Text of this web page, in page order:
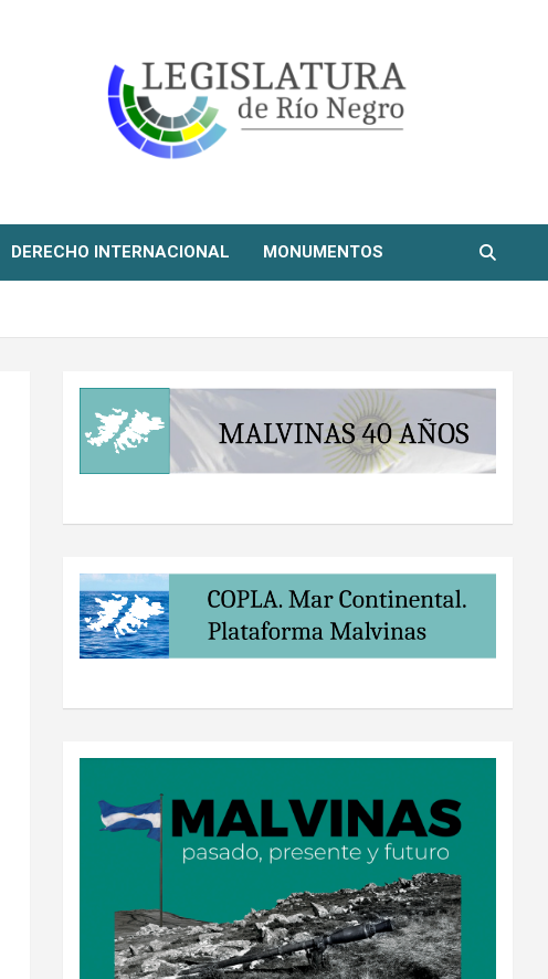
DERECHO INTERNACIONAL MONUMENTOS